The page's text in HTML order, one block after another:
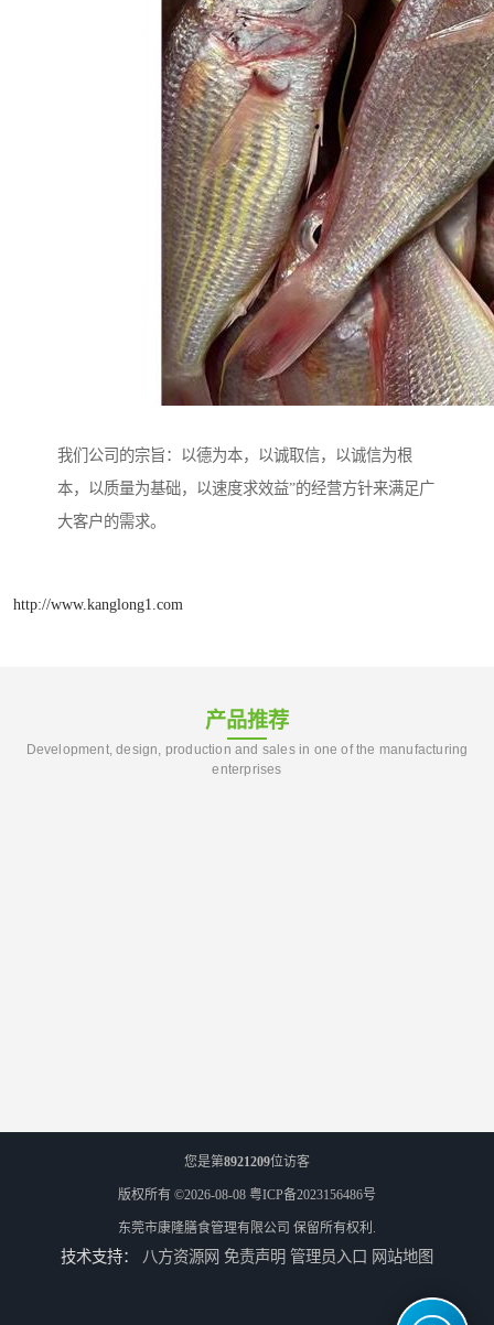
我们公司的宗旨：以德为本，以诚取信，以诚信为根
本，以质量为基础，以速度求效益”的经营方针来满足广
大客户的需求。
http://www.kanglong1.com
产品推荐
Development, design, production and sales in one of the manufacturing
enterprises
您是第8921209位访客
版权所有 ©2026-08-08 粤ICP备2023156486号
东莞市康隆膳食管理有限公司 保留所有权利.
技术支持： 八方资源网 免责声明 管理员入口 网站地图